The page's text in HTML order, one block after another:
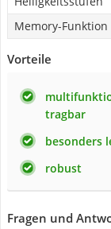
Memory-Funktion
Vorteile
tragbar
besonders
robust
Fragen und